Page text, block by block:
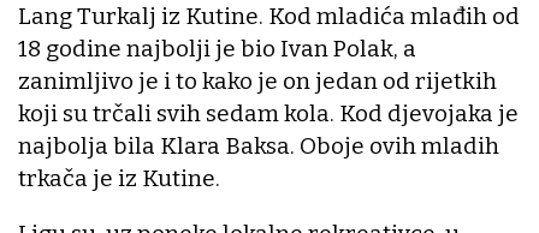
Lang Turkalj iz Kutine. Kod mladića mlađih od
18 godine najbolji je bio Ivan Polak, a
zanimljivo je i to kako je on jedan od rijetkih
koji su trčali svih sedam kola. Kod djevojaka je
najbolja bila Klara Baksa. Oboje ovih mladih
trkača je iz Kutine.